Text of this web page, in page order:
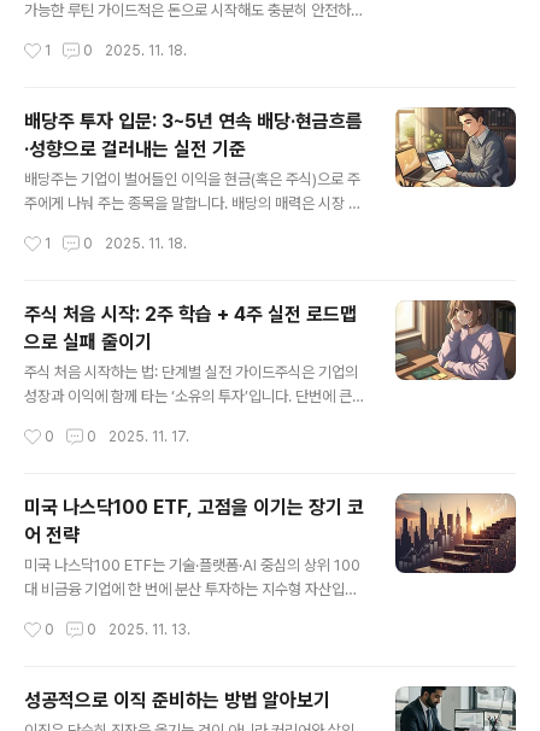
30~50%를 저축·투자로 설정하고, 소비는 나머지에서 자
액으로 분산, 월 2회 자동매수로 평균단가를 낮춥니다.■
가능한 루틴 가이드적은 돈으로 시작해도 충분히 안전하게
리고 분산입니다. 소액일수록 복잡한 상품보다 구조가 단
터 차근차근 쌓는 게 안전합니다. ■ 한눈에 보는 핵심 요약
원금 보장과 유동성이 높은 수단부터 시작하고, 소액 적립
식으로 습관부터 만드는 게 가장 안전합니다.ETF·국채·적
금·CMA·금(골드)·리츠(REITs) 같은 기초 자산을 조합해
“수익성보다 생존성”을 우선하세요.자동이체와 분할매수,
이 이어갈 수 있습니다.■ 소액·안전 투자 5대 카테고리와
1 0 2025. 11. 18.
배당주 투자 입문: 3~5년 연속 배당·현금흐름
·성향으로 걸러내는 실전 기준
배당주는 기업이 벌어들인 이익을 현금(혹은 주식)으로 주
주에게 나눠 주는 종목을 말합니다. 배당의 매력은 시장 변
니다. 다만 숫자 하나(배당수익률)만 보고 접근하면 함정이
벤트”까지 함께 보는 입체적 기준이 필요합니다. ■ 배당주
핵심 요약 먼저배당수익률은 높지만 일회성인 종목은 피하
고, 꾸준히 올리거나 유지하는 회사에 집중합니다.배당의
재원은 결국 ‘현금흐름’입니다. 이익의 질(현금창출력)과
부채 구조가 건강한지 반드시 확인하세요.일정과 제도(배
캘린더 관리가 절반입니다.■ 배당주를 고르는 5대 기준①
1 0 2025. 11. 18.
주식 처음 시작: 2주 학습 + 4주 실전 로드맵
으로 실패 줄이기
주식 처음 시작하는 법: 단계별 실전 가이드주식은 기업의
성장과 이익에 함께 타는 ‘소유의 투자’입니다. 단번에 큰돈
지의 절차를 몸에 익히는 것이 장기적으로 수익 곡선을 안
당에서 발생합니다.변동성이 큰 자산이므로, 목표 수익률·
기간·최대 손실 한도를 먼저 정하고 원칙을 글로 남기는 것
이 출발점입니다.단기 뉴스에 흔들리지 말고, 지수·금리·환
율 같은 큰 틀의 지표를 습관처럼 점검하세요. ■ 단계 1: 계
자성향 설문을 통해 본인 프로필을 확인합니다.소액 입금
0 0 2025. 11. 17.
미국 나스닥100 ETF, 고점을 이기는 장기 코
어 전략
미국 나스닥100 ETF는 기술·플랫폼·AI 중심의 상위 100
대 비금융 기업에 한 번에 분산 투자하는 지수형 자산입니
고 깊게 담을 수 있고, 낮은 비용 구조와 시간 분산 전략을
00의 본질: 혁신 성장에 동승나스닥100은 애플, 마이크로
소프트, 엔비디아, 알파벳, 메타 등 글로벌 빅테크가 상위
0 0 2025. 11. 13.
성공적으로 이직 준비하는 방법 알아보기